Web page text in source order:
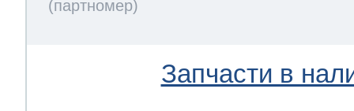
Запчасти в